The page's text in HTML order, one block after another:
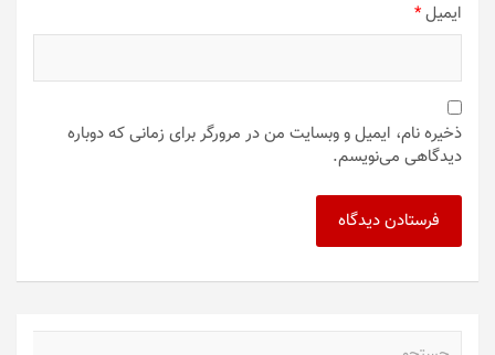
ایمیل*
ذخیره نام، ایمیل و وبسایت من در مرورگر برای زمانی که دوباره
دیدگاهی می‌نویسم.